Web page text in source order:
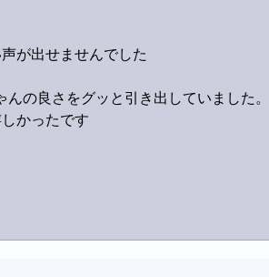
が出せませんでした
の良さをグッと引き出していました。
かったです